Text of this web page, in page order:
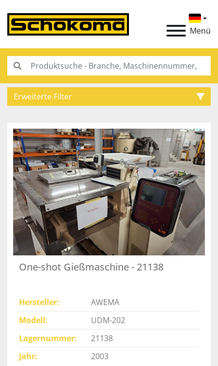
Menü
Erweiterte Filter
Hersteller
One-shot Gießmaschine - 21138
Hersteller
AWEMA
Modell
UDM-202
Lagernummer
21138
Jahr
2003